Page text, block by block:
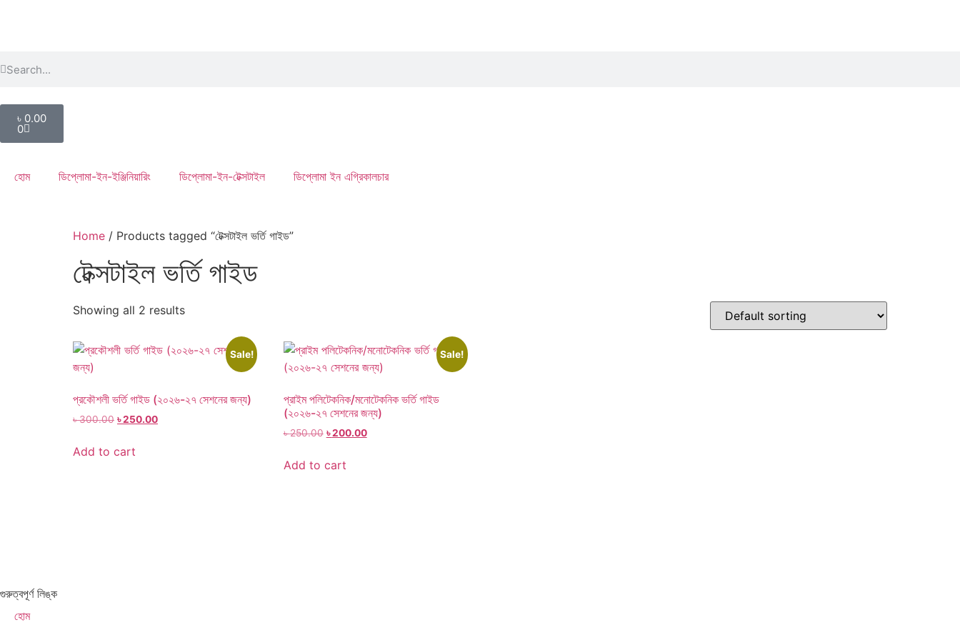
৳ 0.00
0
হোম ডিপ্লোমা-ইন-ইঞ্জিনিয়ারিং ডিপ্লোমা-ইন-টেক্সটাইল ডিপ্লোমা ইন এগ্রিকালচার
Home / Products tagged “টেক্সটাইল ভর্তি গাইড”
টেক্সটাইল ভর্তি গাইড
Showing all 2 results
Sale!
প্রকৌশলী ভর্তি গাইড (২০২৬-২৭ সেশনের জন্য)
৳300.00 ৳250.00
Add to cart
Sale!
প্রাইম পলিটেকনিক/মনোটেকনিক ভর্তি গাইড
(২০২৬-২৭ সেশনের জন্য)
৳250.00 ৳200.00
Add to cart
গুরুত্বপূর্ণ লিঙ্ক
হোম